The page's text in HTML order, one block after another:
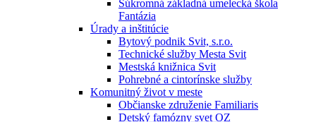
Súkromná základná umelecká škola
Fantázia
Úrady a inštitúcie
Bytový podnik Svit, s.r.o.
Technické služby Mesta Svit
Mestská knižnica Svit
Pohrebné a cintorínske služby
Komunitný život v meste
Občianske združenie Familiaris
Detský famózny svet OZ